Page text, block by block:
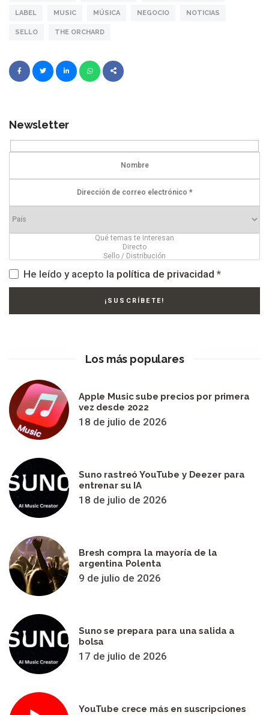
LABEL MUSIC MÚSICA NEGOCIO NOTICIAS
SELLO THE ORCHARD
Newsletter
He leído y acepto la política de privacidad *
Los más populares
Apple Music sube precios por primera
vez desde 2022
18 de julio de 2026
Suno rastreó YouTube y Deezer para
entrenar su IA
18 de julio de 2026
Bresh compra la mayoría de la
argentina Polenta
9 de julio de 2026
Suno se prepara para una salida a
bolsa
17 de julio de 2026
YouTube crece más en suscripciones